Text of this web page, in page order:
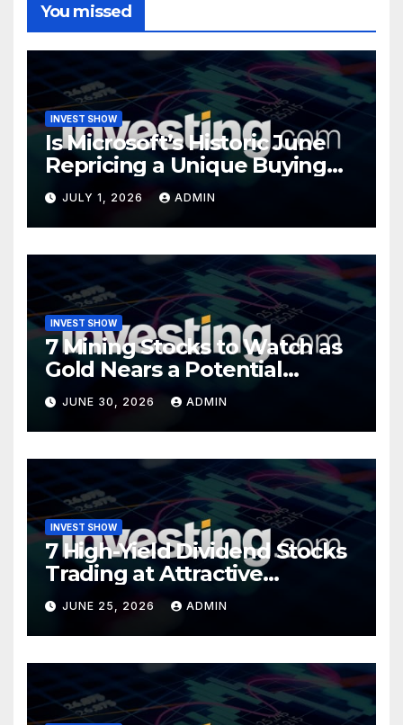
You missed
INVEST SHOW
Is Microsoft’s Historic June
Repricing a Unique Buying
Opportunity?
JULY 1, 2026 ADMIN
INVEST SHOW
7 Mining Stocks to Watch as
Gold Nears a Potential
Turning Point
JUNE 30, 2026 ADMIN
INVEST SHOW
7 High-Yield Dividend Stocks
Trading at Attractive
Valuations
JUNE 25, 2026 ADMIN